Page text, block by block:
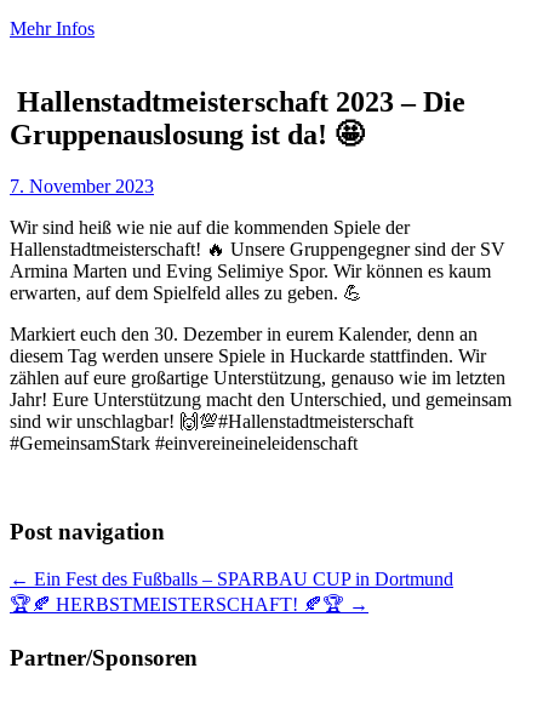
Mehr Infos
Hallenstadtmeisterschaft 2023 – Die
Gruppenauslosung ist da! 🤩
7. November 2023
Wir sind heiß wie nie auf die kommenden Spiele der
Hallenstadtmeisterschaft! 🔥 Unsere Gruppengegner sind der SV
Armina Marten und Eving Selimiye Spor. Wir können es kaum
erwarten, auf dem Spielfeld alles zu geben. 💪
Markiert euch den 30. Dezember in eurem Kalender, denn an
diesem Tag werden unsere Spiele in Huckarde stattfinden. Wir
zählen auf eure großartige Unterstützung, genauso wie im letzten
Jahr! Eure Unterstützung macht den Unterschied, und gemeinsam
sind wir unschlagbar! 🙌💯#Hallenstadtmeisterschaft
#GemeinsamStark #einvereineineleidenschaft
Post navigation
← Ein Fest des Fußballs – SPARBAU CUP in Dortmund
🏆🍂 HERBSTMEISTERSCHAFT! 🍂🏆 →
Partner/Sponsoren